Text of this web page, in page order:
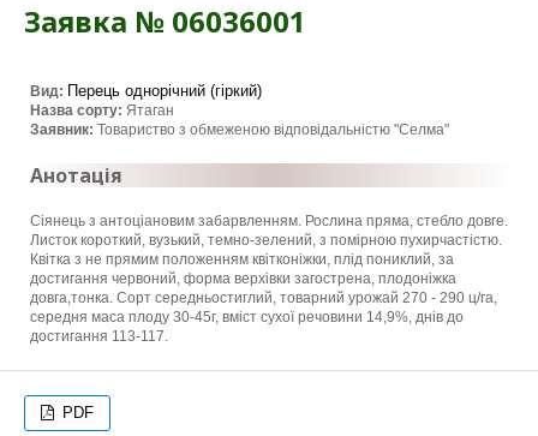
Заявка № 06036001
Вид: Перець однорічний (гіркий)
Назва сорту: Ятаган
Заявник: Товариство з обмеженою відповідальністю "Селма"
Анотація
Сіянець з антоціановим забарвленням. Рослина пряма, стебло довге.
Листок короткий, вузький, темно-зелений, з помірною пухирчастістю.
Квітка з не прямим положенням квітконіжки, плід пониклий, за
достигання червоний, форма верхівки загострена, плодоніжка
довга,тонка. Сорт середньостиглий, товарний урожай 270 - 290 ц/га,
середня маса плоду 30-45г, вміст сухої речовини 14,9%, днів до
достигання 113-117.
PDF